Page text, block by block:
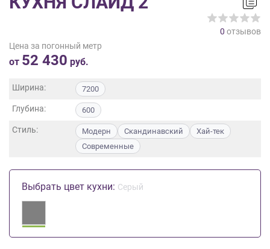
0 отзывов
Цена за погонный метр
от 52 430 руб.
Ширина: 7200
Глубина: 600
Стиль: Модерн Скандинавский
Хай-тек
Современные
Выбрать цвет кухни: Серый
данных ,
Согласие
обработку
данных
порядке
условиях
Политики